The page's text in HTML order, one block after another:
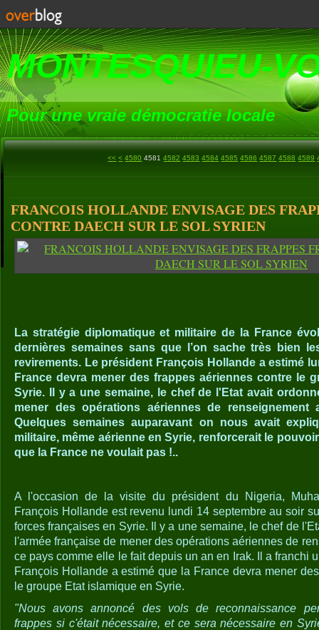
MONTESQUIEU-
Pour une vraie démocratie locale
<< < 4500
4510
4520
4530
4540
4550
4560
4570
4580 4581 4582 4583 4584 4585 4586 4587 4588 4589
FRANCOIS HOLLANDE ENVISAGE DES
CONTRE DAECH SUR LE SOL SYRIEN
La stratégie diplomatique et militaire de la France
dernières semaines sans que l’on sache très bien
revirements. Le président François Hollande a estimé
France devra mener des frappes aériennes contre le
Syrie. Il y a une semaine, le chef de l'Etat avait
mener des opérations aériennes de renseignement
Quelques semaines auparavant on nous avait
militaire, même aérienne en Syrie, renforcerait le
que la France ne voulait pas !..
A l'occasion de la visite du président du Nigeria,
François Hollande est revenu lundi 14 septembre au soir
forces françaises en Syrie. Il y a une semaine, le chef de
l'armée française de mener des opérations aériennes de
ce pays comme elle le fait depuis un an en Irak. Il a franchi
François Hollande a estimé que la France devra mener
le groupe Etat islamique en Syrie.
"Nous avons annoncé des vols de reconnaissance
frappes si c'était nécessaire, et ce sera nécessaire en